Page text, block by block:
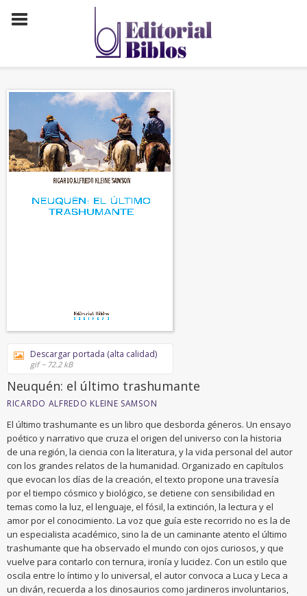
Descargar portada (alta calidad)
gif ~ 72.2 kB
Neuquén: el último trashumante
RICARDO ALFREDO KLEINE SAMSON
El último trashumante es un libro que desborda géneros. Un ensayo
poético y narrativo que cruza el origen del universo con la historia
de una región, la ciencia con la literatura, y la vida personal del autor
con los grandes relatos de la humanidad. Organizado en capítulos
que evocan los días de la creación, el texto propone una travesía
por el tiempo cósmico y biológico, se detiene con sensibilidad en
temas como la luz, el lenguaje, el fósil, la extinción, la lectura y el
amor por el conocimiento. La voz que guía este recorrido no es la de
un especialista académico, sino la de un caminante atento el último
trashumante que ha observado el mundo con ojos curiosos, y que
vuelve para contarlo con ternura, ironía y lucidez. Con un estilo que
oscila entre lo íntimo y lo universal, el autor convoca a Luca y Leca a
un diván, recuerda a los dinosaurios como jardineros involuntarios,